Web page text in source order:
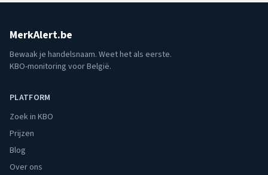
MerkAlert.be
Bewaak je handelsnaam. Weet het als eerste.
KBO-monitoring voor België.
PLATFORM
Zoek in KBO
Prijzen
Blog
Over ons